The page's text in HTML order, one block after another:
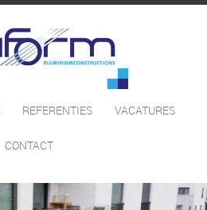
REFERENTIES VACATURES
CONTACT